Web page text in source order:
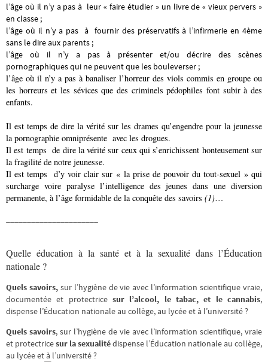
l’âge où il n’y a pas à leur « faire étudier » un livre de « vieux pervers »
en classe ;
l’âge où il n’y a pas à fournir des préservatifs à l’infirmerie en 4ème
sans le dire aux parents ;
l’âge où il n’y a pas à présenter et/ou décrire des scènes
pornographiques qui ne peuvent que les bouleverser ;
l’âge où il n’y a pas à banaliser l’horreur des viols commis en groupe ou
les horreurs et les sévices que des criminels pédophiles font subir à des
enfants.
Il est temps de dire la vérité sur les drames qu’engendre pour la jeunesse
la pornographie omniprésente avec les drogues.
Il est temps de dire la vérité sur ceux qui s’enrichissent honteusement sur
la fragilité de notre jeunesse.
Il est temps d’y voir clair sur « la prise de pouvoir du tout-sexuel » qui
surcharge voire paralyse l’intelligence des jeunes dans une diversion
permanente, à l’âge formidable de la conquête des savoirs (1)…
Quelle éducation à la santé et à la sexualité dans l’Éducation
nationale ?
Quels savoirs,sur l’hygiène de vie avec l’information scientifique vraie,
documentée et protectrice sur l’alcool, le tabac, et le cannabis,
dispense l’Éducation nationale au collège, au lycée et à l’université ?
Quels savoirs, sur l’hygiène de vie avec l’information scientifique, vraie
et protectricesur la sexualitédispense l’Éducation nationale au collège,
au lycée et à l’université ?